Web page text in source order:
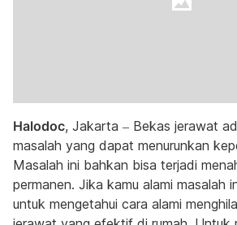
Halodoc, Jakarta – Bekas jerawat
masalah yang dapat menurunkan
Masalah ini bahkan bisa terjadi
permanen. Jika kamu alami masalah
untuk mengetahui cara alami